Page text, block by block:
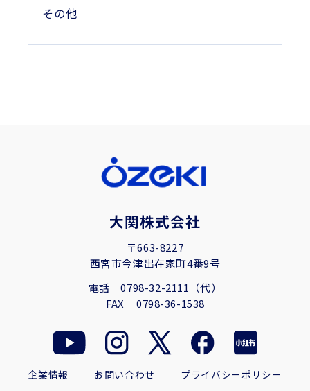
その他
大関株式会社
〒663-8227
西宮市今津出在家町4番9号
電話0798-32-2111（代）
FAX 0798-36-1538
企業情報 お問い合わせ プライバシーポリシー